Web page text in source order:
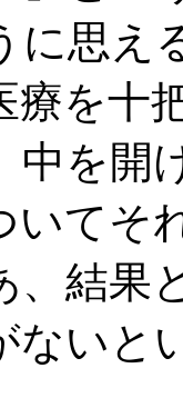
に思え
療を十
中を開
いてそ
、結果
ないと